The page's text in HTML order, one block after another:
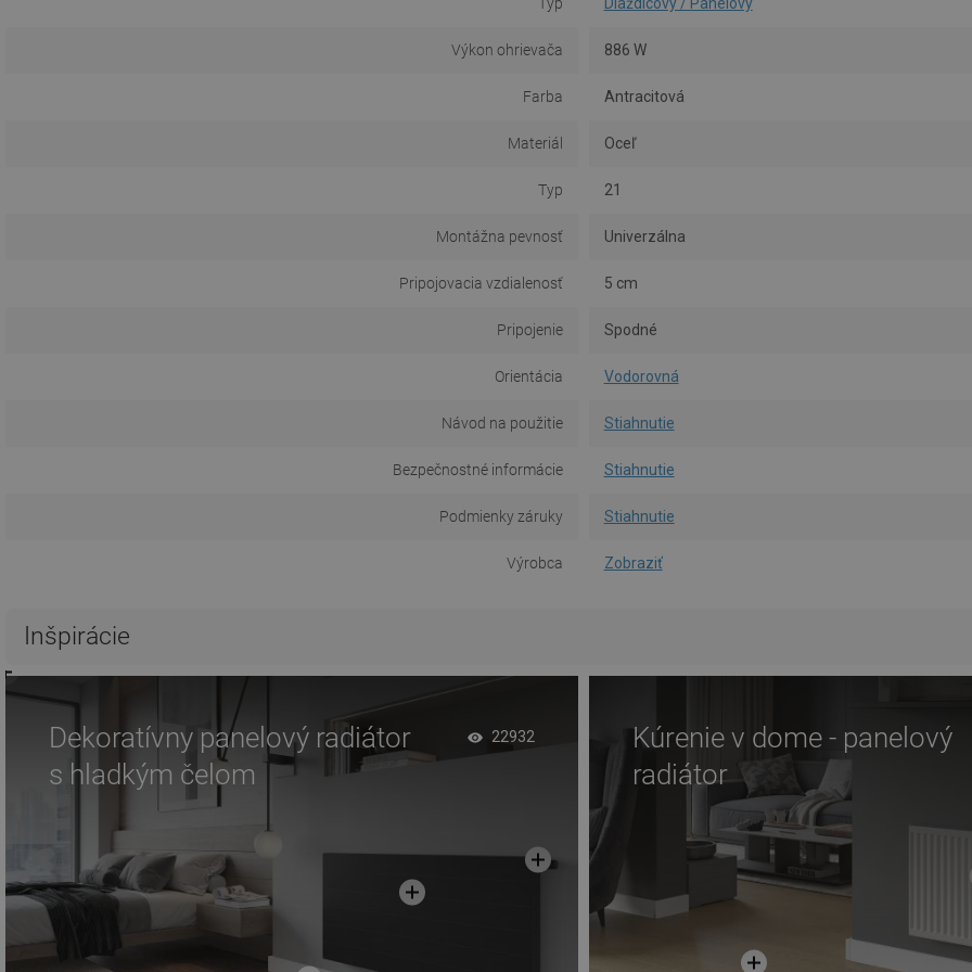
Výkon ohrievača 886 W
Farba Antracitová
Materiál Oceľ
Typ 21
Montážna pevnosť Univerzálna
Pripojovacia vzdialenosť 5 cm
Pripojenie Spodné
Orientácia Vodorovná
Návod na použitie Stiahnutie
Bezpečnostné informácie Stiahnutie
Podmienky záruky Stiahnutie
Výrobca Zobraziť
Inšpirácie
Dekoratívny panelový radiátor
s hladkým čelom
22932
Kúrenie v dome - panelový
radiátor